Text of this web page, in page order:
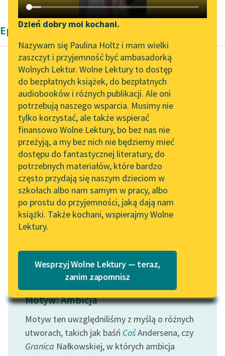
Katalog DAISY
Podkasty o książkach
Zgłoś brak utworu
Aktualności
„Prokurator Alicja Horn”
do słuchania
Byliśmy częścią AI Impact
Lab
Zapraszamy na spotkanie
online z tłumaczkami
literatury skandynawskiej
Spotkanie z Katarzyną
Tunkiel w Oslo
102. lata temu zmarł
Joseph Conrad
Lektury szkolne i klasyka
literatury do słuchania dla
uczennic i uczniów z
E-kolekcja lektur
szkolnych i literatury do
Narzędzia
Mapa Wolnych Lektur
Leśmianator
Przewodnik dla piszących i
czytających
API
OAI-PMH
Widget Wolnych Lektur
Przypisy
Katalog w formacie PDF
Dzień dobry moi kochani.
Nazywam się Paulina Holtz i mam wielki
zaszczyt i przyjemność być ambasadorką
Wolnych Lektur. Wolne Lektury to dostęp
do bezpłatnych książek, do bezpłatnych
audiobooków i różnych publikacji. Ale oni
potrzebują naszego wsparcia. Musimy nie
tylko korzystać, ale także wspierać
finansowo Wolne Lektury, bo bez nas nie
przeżyją, a my bez nich nie będziemy mieć
dostępu do fantastycznej literatury, do
potrzebnych materiałów, które bardzo
często przydają się naszym dzieciom w
szkołach albo nam samym w pracy, albo
po prostu do przyjemności, jaką dają nam
książki. Także kochani, wspierajmy Wolne
Lektury.
Wesprzyj Wolne Lektury — teraz,
zanim zapomnisz
Epika Zofii Urbanowskiej
Zofia Urbanowska
Księżniczka
Helenka milczała przez
chwilę.
„Miałażbym w
bezczynności
wyczekiwać, aż zjawi
się konkurent i za
cenę...
Motyw: Ambicja
Motyw ten uwzględniliśmy z myślą o różnych
utworach, takich jak baśń CośAndersena, czy
Granica Nałkowskiej, w których ambicja